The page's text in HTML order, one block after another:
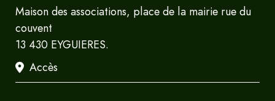
Maison des associations, place de la mairie rue du
couvent
13 430 EYGUIERES.
Accès